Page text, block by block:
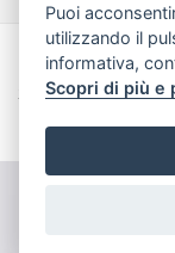
Made with by
2026
Puoi
utilizzando il
informativa,
Scopri di più e